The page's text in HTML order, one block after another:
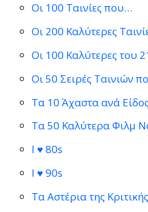
Οι 100 Ταινίες που…
Οι 200 Καλύτερες
Οι 100 Καλύτερες του
Οι 50 Σειρές Ταινιών
Τα 10 Άχαστα ανά
Τα 50 Καλύτερα Φιλμ
I ♥ 80s
I ♥ 90s
Τα Αστέρια της Κριτικής